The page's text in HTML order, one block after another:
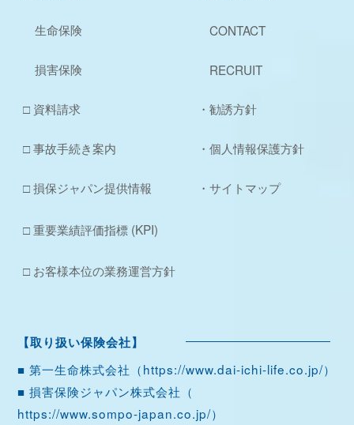
生命保険
損害保険
□ 資料請求
□ 事故手続き案内
□ 損保ジャパン提供情報
CONTACT
RECRUIT
・勧誘方針
・個人情報保護方針
・サイトマップ
□ 重要業績評価指標 (KPI)
□ お客様本位の業務運営方針
【取り扱い保険会社】
■ 第一生命株式会社（https://www.dai-ichi-life.co.jp/）
■ 損害保険ジャパン株式会社（
https://www.sompo-japan.co.jp/）